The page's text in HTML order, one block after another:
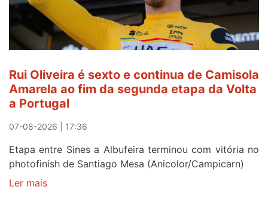
Oliveira
após
quinto
lugar
Beja
e
Elvas
Rui Oliveira é sexto e continua de Camisola
Amarela ao fim da segunda etapa da Volta
a Portugal
07-08-2026 | 17:36
Etapa entre Sines a Albufeira terminou com vitória no
photofinish de Santiago Mesa (Anicolor/Campicarn)
Ler mais